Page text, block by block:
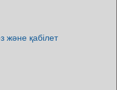
және қабілет